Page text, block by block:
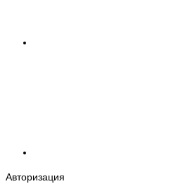
Авторизация